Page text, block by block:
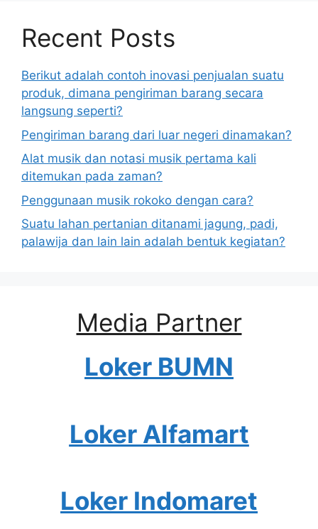
Recent Posts
Berikut adalah contoh inovasi penjualan suatu
produk, dimana pengiriman barang secara
langsung seperti?
Pengiriman barang dari luar negeri dinamakan?
Alat musik dan notasi musik pertama kali
ditemukan pada zaman?
Penggunaan musik rokoko dengan cara?
Suatu lahan pertanian ditanami jagung, padi,
palawija dan lain lain adalah bentuk kegiatan?
Media Partner
Loker BUMN
Loker Alfamart
Loker Indomaret